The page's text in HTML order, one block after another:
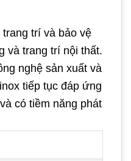
trí và bảo vệ
và trang trí nội thất.
nghệ sản xuất và
tiếp tục đáp ứng
có tiềm năng phát